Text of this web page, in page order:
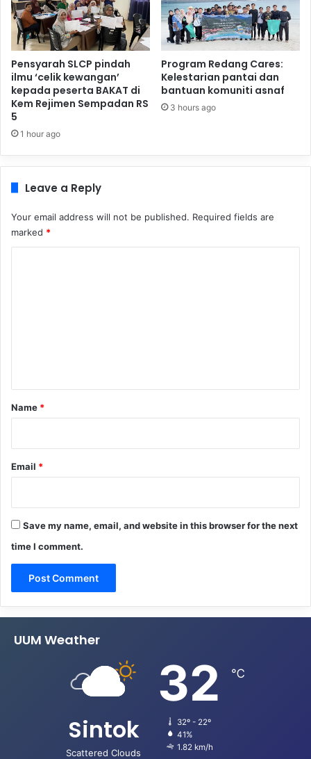
Pensyarah SLCP pindah
ilmu ‘celik kewangan’
kepada peserta BAKAT di
Kem Rejimen Sempadan RS
5
1 hour ago
Program Redang Cares:
Kelestarian pantai dan
bantuan komuniti asnaf
3 hours ago
Leave a Reply
Your email address will not be published. Required fields are
marked *
*
Name *
Email *
Save my name, email, and website in this browser for the next
time I comment.
UUM Weather
Sintok
Scattered Clouds
32 ℃
32º - 22º
41%
1.82 km/h